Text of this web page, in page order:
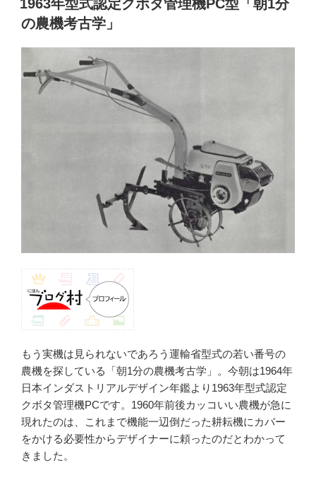
日:
1963年型式認定クボタ管理機PC型「朝1分
の農機考古学」
もう実機は見られないであろう運輸省型式の若い番号の
農機を探している「朝1分の農機考古学」。今朝は1964年
日本インダストリアルデザイン年鑑より1963年型式認定
クボタ管理機PCです。1960年前後カッコいい農機が急に
現れたのは、これまで機能一辺倒だった耕耘機にカバー
をかける必要性からデザイナーに頼ったのだとわかって
きました。